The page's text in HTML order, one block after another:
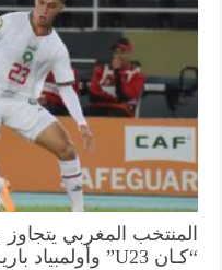
المنتخب المغربي
“كـان U23” وأولمبياد باريس